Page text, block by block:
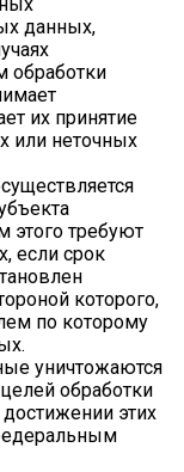
данных,
обработки
их принятие
или неточных
этого требуют
если срок
которого,
по которому
уничтожаются
обработки
этих